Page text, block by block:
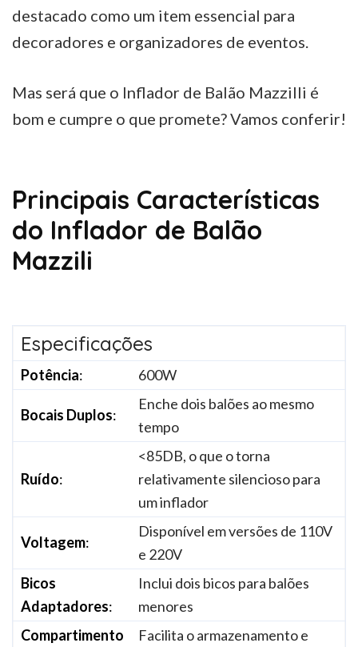
destacado como um item essencial para
decoradores e organizadores de eventos.
Mas será que o Inflador de Balão Mazzilli é
bom e cumpre o que promete? Vamos conferir!
Principais Características
do Inflador de Balão
Mazzili
Especificações
Potência: 600W
Bocais Duplos:
Enche dois balões ao mesmo
tempo
Ruído:
<85DB, o que o torna
relativamente silencioso para
um inflador
Voltagem:
Disponível em versões de 110V
e 220V
Bicos
Adaptadores:
Inclui dois bicos para balões
menores
Compartimento
Facilita o armazenamento e